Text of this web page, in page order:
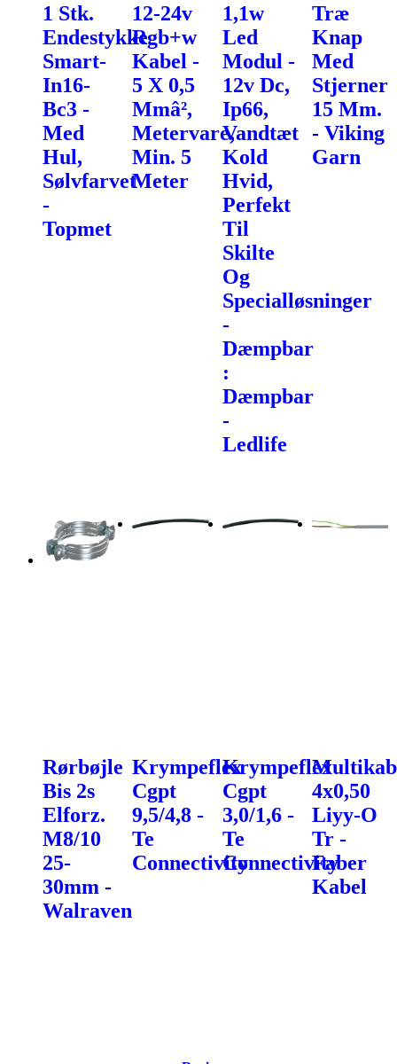
1 Stk.
Endestykke
Smart-
In16-
Bc3 -
Med
Hul,
Sølvfarvet
-
Topmet
12-24v
Rgb+w
Kabel -
5 X 0,5
Mmâ²,
Metervare,
Min. 5
Meter
1,1w
Led
Modul -
12v Dc,
Ip66,
Vandtæt
Kold
Hvid,
Perfekt
Til
Skilte
Og
Specialløsninger
-
Dæmpbar
:
Dæmpbar
-
Ledlife
Træ
Knap
Med
Stjerner
15 Mm.
- Viking
Garn
Rørbøjle
Bis 2s
Elforz.
M8/10
25-
30mm -
Walraven
Krympeflex
Cgpt
9,5/4,8 -
Te
Connectivity
Krympeflex
Cgpt
3,0/1,6 -
Te
Connectivity
4x0,50
Liyy-O
Tr -
Faber
Kabel